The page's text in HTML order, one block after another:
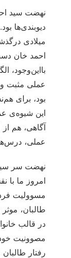
نهضت سید
میلادی
احمد خان
بااین‌وجود،
عملی مثبت و
بود، برای
این شیوه‌ی
آگاهی، هم
عملی،
نهضت سر
امروز ما
مسوولیت
طالبان،
در قالب
مصوونیت
رفتار